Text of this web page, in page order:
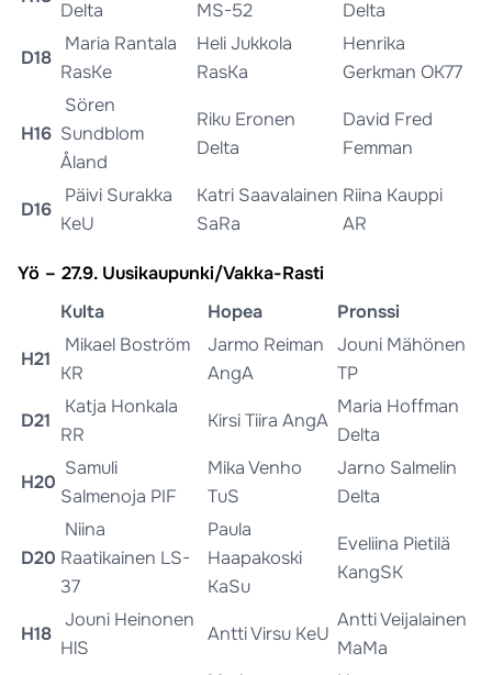
Delta
MS-52
Delta
D18
Maria Rantala
RasKe
Heli Jukkola
RasKa
Henrika
Gerkman OK77
H16
Sören
Sundblom
Åland
Riku Eronen
Delta
David Fred
Femman
D16
Päivi Surakka
KeU
Katri Saavalainen
SaRa
Riina Kauppi
AR
Yö – 27.9. Uusikaupunki/Vakka-Rasti
Kulta
Hopea Pronssi
H21
Mikael Boström
KR
Jarmo Reiman
AngA
Jouni Mähönen
TP
D21
Katja Honkala
RR
Kirsi Tiira AngA
Maria Hoffman
Delta
H20
Samuli
Salmenoja PIF
Mika Venho
TuS
Jarno Salmelin
Delta
D20
Niina
Raatikainen LS-
37
Paula
Haapakoski
KaSu
Eveliina Pietilä
KangSK
H18
Jouni Heinonen
HlS
Antti Virsu KeU
Antti Veijalainen
MaMa